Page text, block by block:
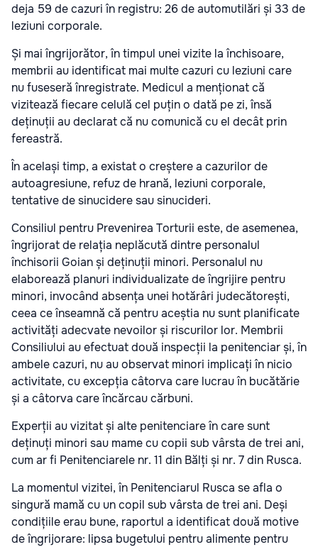
deja 59 de cazuri în registru: 26 de automutilări și 33 de
leziuni corporale.
Și mai îngrijorător, în timpul unei vizite la închisoare,
membrii au identificat mai multe cazuri cu leziuni care
nu fuseseră înregistrate. Medicul a menționat că
vizitează fiecare celulă cel puțin o dată pe zi, însă
deținuții au declarat că nu comunică cu el decât prin
fereastră.
În același timp, a existat o creștere a cazurilor de
autoagresiune, refuz de hrană, leziuni corporale,
tentative de sinucidere sau sinucideri.
Consiliul pentru Prevenirea Torturii este, de asemenea,
îngrijorat de relația neplăcută dintre personalul
închisorii Goian și deținuții minori. Personalul nu
elaborează planuri individualizate de îngrijire pentru
minori, invocând absența unei hotărâri judecătorești,
ceea ce înseamnă că pentru aceștia nu sunt planificate
activități adecvate nevoilor și riscurilor lor. Membrii
Consiliului au efectuat două inspecții la penitenciar și, în
ambele cazuri, nu au observat minori implicați în nicio
activitate, cu excepția câtorva care lucrau în bucătărie
și a câtorva care încărcau cărbuni.
Experții au vizitat și alte penitenciare în care sunt
deținuți minori sau mame cu copii sub vârsta de trei ani,
cum ar fi Penitenciarele nr. 11 din Bălți și nr. 7 din Rusca.
La momentul vizitei, în Penitenciarul Rusca se afla o
singură mamă cu un copil sub vârsta de trei ani. Deși
condițiile erau bune, raportul a identificat două motive
de îngrijorare: lipsa bugetului pentru alimente pentru